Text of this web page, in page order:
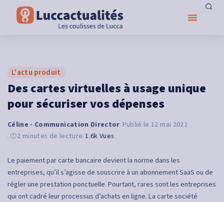
L'actu produit
Des cartes virtuelles à usage unique
pour sécuriser vos dépenses
Céline - Communication Director
12 mai 2022
2 minutes de lecture 1.6k Vues
Le paiement par carte bancaire devient la norme dans les
entreprises, qu’il s’agisse de souscrire à un abonnement SaaS ou de
régler une prestation ponctuelle. Pourtant, rares sont les entreprises
qui ont cadré leur processus d’achats en ligne. La carte société